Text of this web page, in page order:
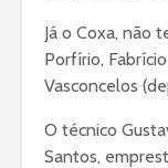
Já o Coxa, não
Porfírio,
Vasconcelos
O técnico
Santos,